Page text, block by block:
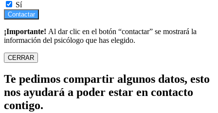
Sí
Contactar
¡Importante! Al dar clic en el botón “contactar” se mostrará la
información del psicólogo que has elegido.
CERRAR
Te pedimos compartir algunos datos, esto
nos ayudará a poder estar en contacto
contigo.